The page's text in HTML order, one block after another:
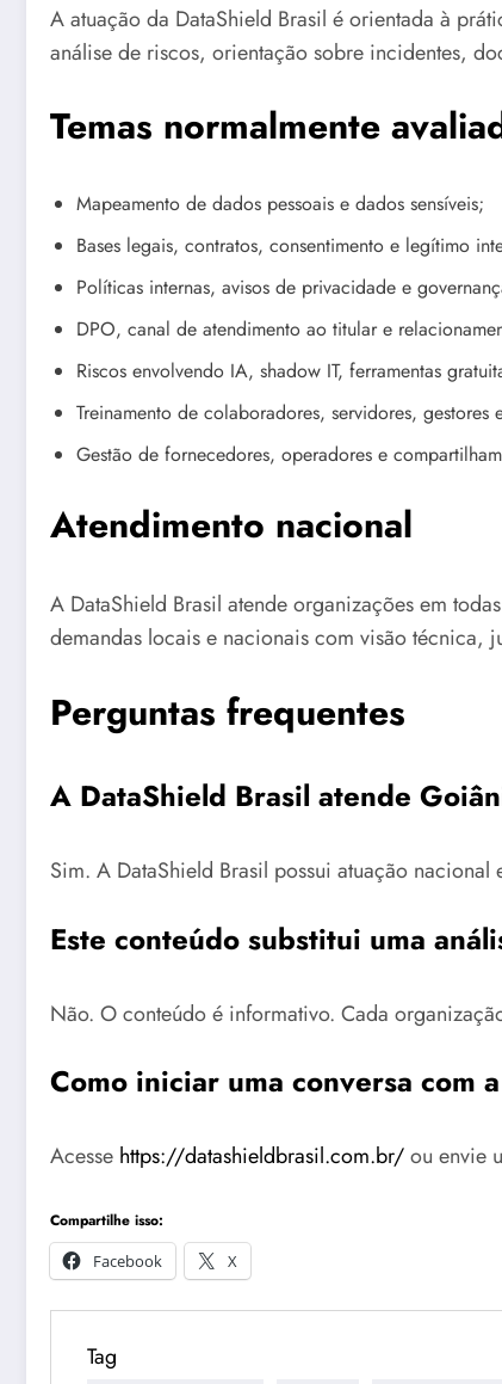
A atuação da DataShield Brasil é orientada à
análise de riscos, orientação sobre incidentes,
Temas normalmente
Mapeamento de dados pessoais e dados sensíveis;
Bases legais, contratos, consentimento e legítimo
Políticas internas, avisos de privacidade e
DPO, canal de atendimento ao titular e
Riscos envolvendo IA, shadow IT, ferramentas
Treinamento de colaboradores, servidores, gestores
Gestão de fornecedores, operadores e
Atendimento nacional
A DataShield Brasil atende organizações em
demandas locais e nacionais com visão técnica,
Perguntas frequentes
A DataShield Brasil atende
Sim. A DataShield Brasil possui atuação
Este conteúdo substitui uma
Não. O conteúdo é informativo. Cada
Como iniciar uma conversa com
Acesse https://datashieldbrasil.com.br/ou envie
Compartilhe isso:
Facebook
X
Tag